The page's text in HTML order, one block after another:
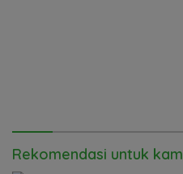
Rekomendasi untuk